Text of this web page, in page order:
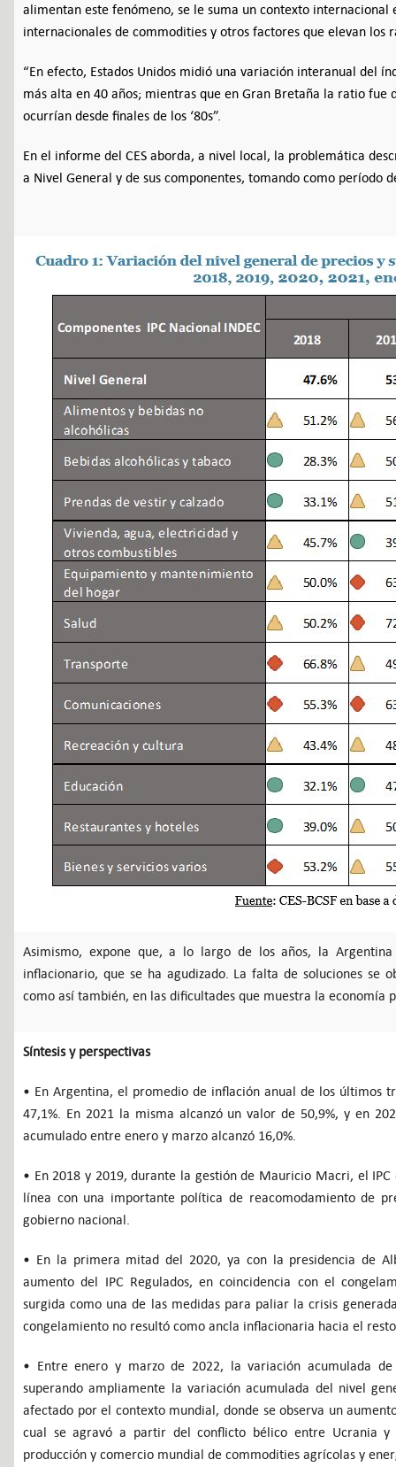
alimentan este fenómeno, se le suma un contexto internacional
internacionales de commodities y otros factores que elevan los
“En efecto, Estados Unidos midió una variación interanual del
más alta en 40 años; mientras que en Gran Bretaña la ratio fue
ocurrían desde finales de los ‘80s”.
En el informe del CES aborda, a nivel local, la problemática
a Nivel General y de sus componentes, tomando como período
Asimismo, expone que, a lo largo de los años, la
inflacionario, que se ha agudizado. La falta de soluciones se
como así también, en las dificultades que muestra la economía
Síntesis y perspectivas
• En Argentina, el promedio de inflación anual de los últimos
47,1%. En 2021 la misma alcanzó un valor de 50,9%, y en
acumulado entre enero y marzo alcanzó 16,0%.
• En 2018 y 2019, durante la gestión de Mauricio Macri, el
línea con una importante política de reacomodamiento de
gobierno nacional.
• En la primera mitad del 2020, ya con la presidencia de
aumento del IPC Regulados, en coincidencia con el
surgida como una de las medidas para paliar la crisis
congelamiento no resultó como ancla inflacionaria hacia el
• Entre enero y marzo de 2022, la variación acumulada
superando ampliamente la variación acumulada del nivel
afectado por el contexto mundial, donde se observa un
cual se agravó a partir del conflicto bélico entre Ucrania
producción y comercio mundial de commodities agrícolas y